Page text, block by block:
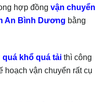
hợp đồng vận chuyển
An Bình Dương bằng
khổ quá tải thì công
hoạch vận chuyển rất cụ